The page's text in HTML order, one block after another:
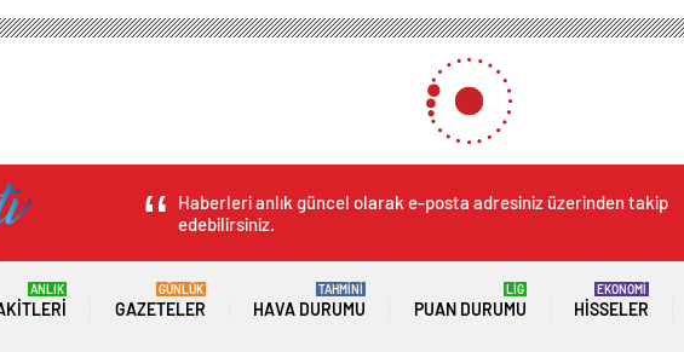
Haberleri anlık güncel olarak e-posta adresiniz üzerinden takip
edebilirsiniz.
ANLIK
GAZETELER
GÜNLÜK
HAVA DURUMU
TAHMİNİ
PUAN DURUMU
LİG
HISSELER
EKONOMİ